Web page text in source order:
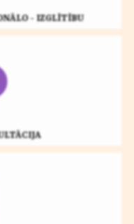
- IZGLĪTĪBU